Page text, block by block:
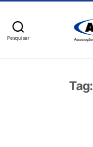
Pesquisar
Tag: